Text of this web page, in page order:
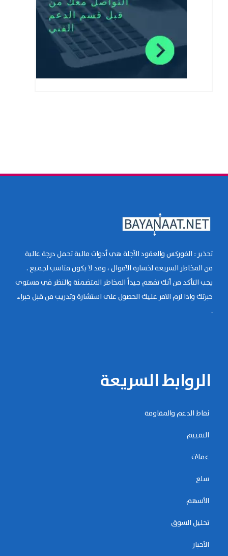
تحذير : الفوركس والعقود الآجلة هي أدوات مالية تحمل درجة عالية
من المخاطر السريعة لخسارة الأموال ، وقد لا يكون مناسب لجميع .
يجب التأكد من أنك تفهم جيداً المخاطر المتضمنة والنظر في مستوى
خبرتك واذا لزم الامر عليك الحصول على استشارة وتدريب من قبل خبراء
.
الروابط السريعة
نقاط الدعم والمقاومة
التقييم
عملات
سلع
الأسهم
تحليل السوق
الأخبار